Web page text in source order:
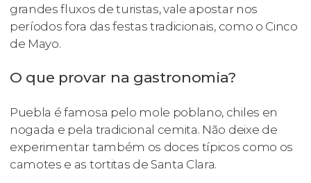
grandes fluxos de turistas, vale apostar nos
períodos fora das festas tradicionais, como o Cinco
de Mayo.
O que provar na gastronomia?
Puebla é famosa pelo mole poblano, chiles en
nogada e pela tradicional cemita. Não deixe de
experimentar também os doces típicos como os
camotes e as tortitas de Santa Clara.